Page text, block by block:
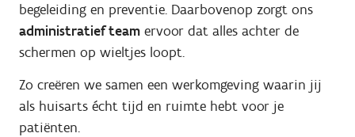
begeleiding en preventie. Daarbovenop zorgt ons
administratief team ervoor dat alles achter de
schermen op wieltjes loopt.
Zo creëren we samen een werkomgeving waarin jij
als huisarts écht tijd en ruimte hebt voor je
patiënten.